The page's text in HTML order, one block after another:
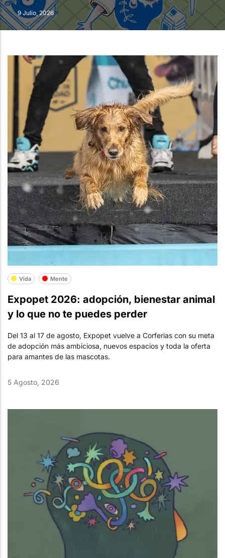
9 Julio, 2026
Vida Mente
Expopet 2026: adopción, bienestar animal
y lo que no te puedes perder
Del 13 al 17 de agosto, Expopet vuelve a Corferias con su meta
de adopción más ambiciosa, nuevos espacios y toda la oferta
para amantes de las mascotas.
5 Agosto, 2026